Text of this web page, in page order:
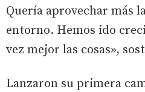
Quería aprovechar más
entorno. Hemos ido
vez mejor las cosas»,
Lanzaron su primera